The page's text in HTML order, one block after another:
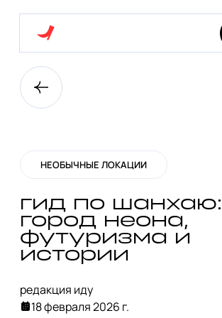
НЕОБЫЧНЫЕ ЛОКАЦИИ
гид по шанхаю:
город неона,
футуризма и
истории
редакция иду
18 февраля 2026 г.